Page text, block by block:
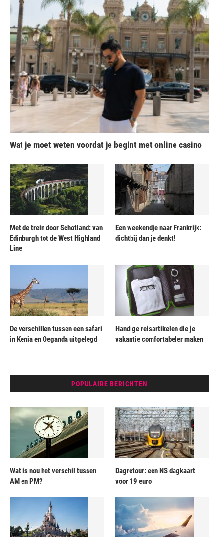
Wat je moet weten voordat je begint met online casino
Met de trein door Schotland: van
Edinburgh tot de West Highland
Line
Een weekendje naar Frankrijk:
dichtbij dan je denkt!
De verschillen tussen een safari
in Kenia en Oeganda uitgelegd
Handige reisartikelen die je
vakantie comfortabeler maken
POPULAIRE BERICHTEN
Wat is nou het verschil tussen
AM en PM?
Dagretour: een NS dagkaart
voor 19 euro